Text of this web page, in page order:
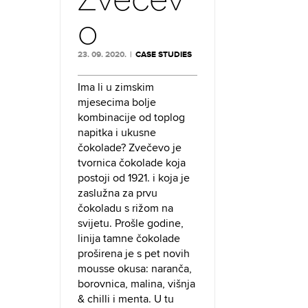
o
23. 09. 2020. | CASE STUDIES
Ima li u zimskim
mjesecima bolje
kombinacije od toplog
napitka i ukusne
čokolade? Zvečevo je
tvornica čokolade koja
postoji od 1921. i koja je
zaslužna za prvu
čokoladu s rižom na
svijetu. Prošle godine,
linija tamne čokolade
proširena je s pet novih
mousse okusa: naranča,
borovnica, malina, višnja
& chilli i menta. U tu